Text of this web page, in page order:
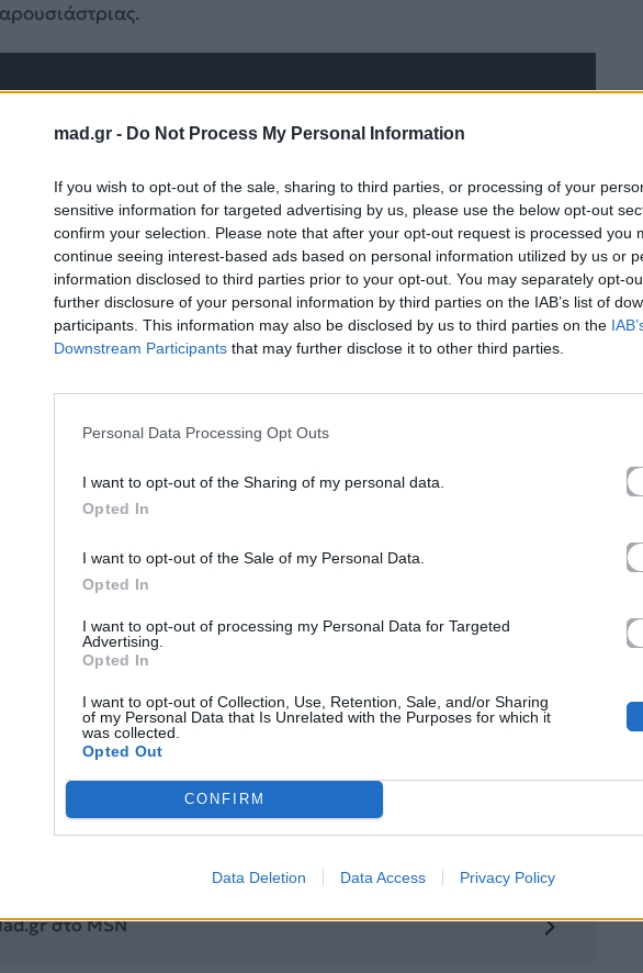
mad.gr - Do Not Process My Personal Information
If you wish to opt-out of the sale, sharing to third parties, or processing of your
sensitive information for targeted advertising by us, please use the below opt-out
confirm your selection. Please note that after your opt-out request is processed you
continue seeing interest-based ads based on personal information utilized by us or
information disclosed to third parties prior to your opt-out. You may separately opt-
further disclosure of your personal information by third parties on the IAB’s list of
participants. This information may also be disclosed by us to third parties on the
Downstream Participants that may further disclose it to other third parties.
Personal Data Processing Opt Outs
I want to opt-out of the Sharing of my personal data.
Opted In
I want to opt-out of the Sale of my Personal Data.
Opted In
I want to opt-out of processing my Personal Data for Targeted
Advertising.
Opted In
I want to opt-out of Collection, Use, Retention, Sale, and/or Sharing
of my Personal Data that Is Unrelated with the Purposes for which it
was collected.
Opted Out
CONFIRM
Data Deletion Data Access Privacy Policy
υλικό σχετικά με το
μας στοInstagram.
στο Google News
στο MSN